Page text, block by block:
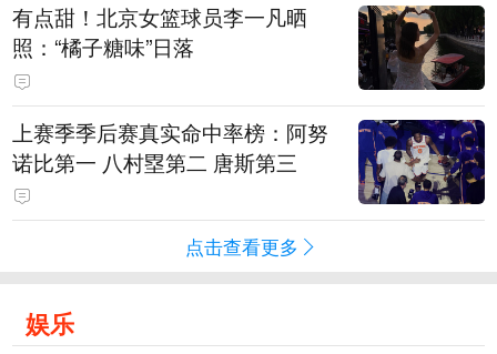
有点甜！北京女篮球员李一凡晒
照：“橘子糖味”日落
上赛季季后赛真实命中率榜：阿努
诺比第一 八村塁第二 唐斯第三
点击查看更多
娱乐